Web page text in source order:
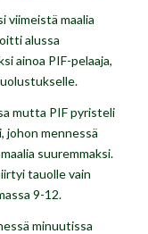
viimeistä maalia
alussa
ainoa PIF-pelaaja,
mutta PIF pyristeli
johon mennessä
suuremmaksi.
tauolle vain
9-12.
minuutissa